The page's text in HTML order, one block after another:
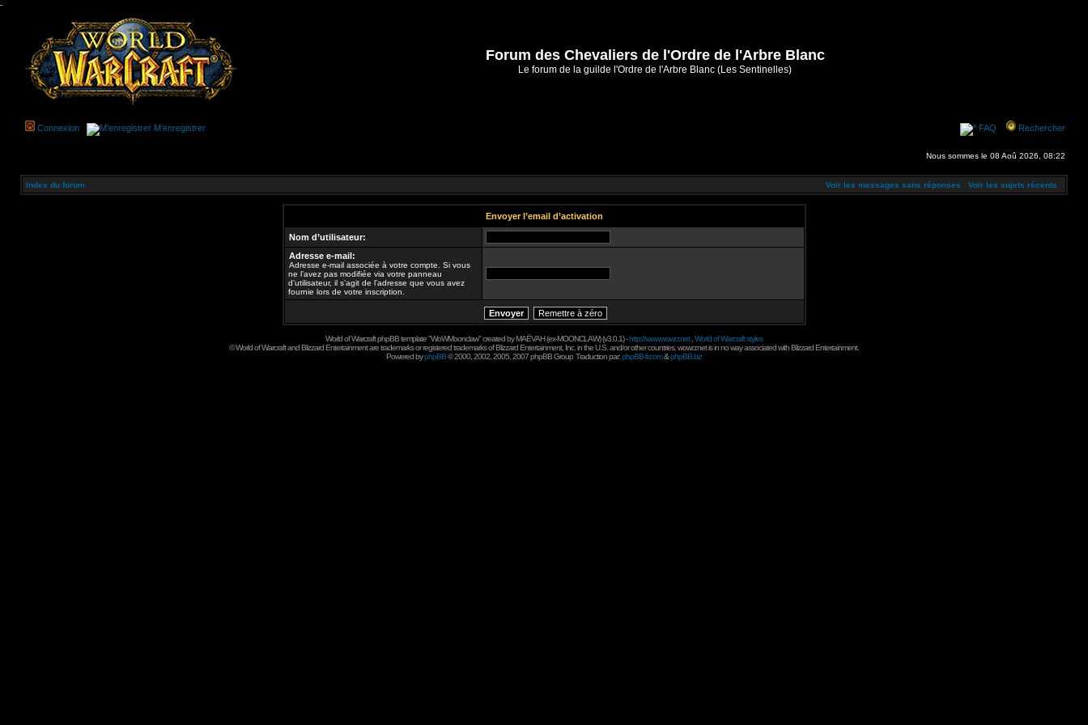
-
Forum des Chevaliers de l'Ordre de l'Arbre Blanc
Le forum de la guilde l'Ordre de l'Arbre Blanc (Les Sentinelles)
Connexion M’enregistrer FAQ Rechercher
Nous sommes le 08 Aoû 2026, 08:22
Index du forum Voir les messages sans réponses Voir les sujets récents
Envoyer l’email d’activation
Nom d’utilisateur:
Adresse e-mail:
Adresse e-mail associée à votre compte. Si vous
ne l’avez pas modifiée via votre panneau
d’utilisateur, il s’agit de l’adresse que vous avez
fournie lors de votre inscription.
World of Warcraft phpBB template "WoWMoonclaw" created byMAËVAH(ex-MOONCLAW) (v3.0.1) -http://www.wowcr.net, World of Warcraft styles
©World of Warcraft and Blizzard Entertainment are trademarks or registered trademarks of Blizzard Entertainment, Inc. in the U.S. and/or other countries. wowcr.net is in no way associated with Blizzard Entertainment.
Powered byphpBB© 2000, 2002, 2005, 2007 phpBB Group Traduction par:phpBB-fr.com&phpBB.biz